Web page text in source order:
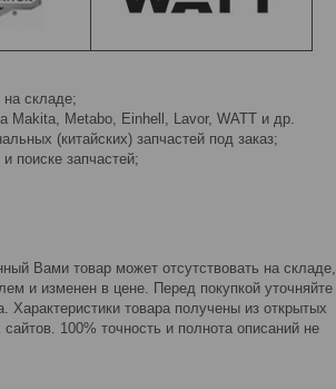
на складе;
Makita, Metabo, Einhell, Lavor, WATT и др.
(китайских) запчастей под заказ;
поиске запчастей;
Вами товар может отсутствовать на складе,
и изменен в цене. Перед покупкой уточняйте
товара получены из открытых
100% точность и полнота описаний не